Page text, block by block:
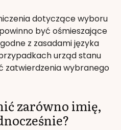
dotyczące wyboru
być ośmieszające
z zasadami języka
urząd stanu
zatwierdzenia wybranego
zarówno imię,